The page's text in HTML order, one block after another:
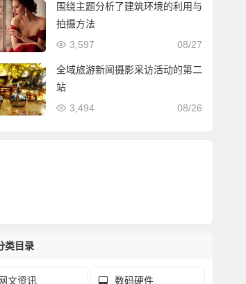
围绕主题分析了建筑环境的利用与
拍摄方法
08/27
3,597
全域旅游新闻摄影采访活动的第二
站
08/26
3,494
类目录
网文资讯 数码硬件